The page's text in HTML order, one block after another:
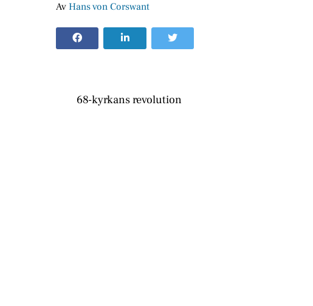
Av Hans von Corswant
68-kyrkans revolution